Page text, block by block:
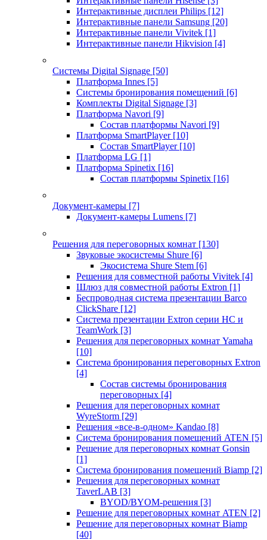
Интерактивные дисплеи Philips [12]
Интерактивные панели Samsung [20]
Интерактивные панели Vivitek [1]
Интерактивные панели Hikvision [4]
Системы Digital Signage [50]
Платформа Innes [5]
Системы бронирования помещений [6]
Комплекты Digital Signage [3]
Платформа Navori [9]
Состав платформы Navori [9]
Платформа SmartPlayer [10]
Состав SmartPlayer [10]
Платформа LG [1]
Платформа Spinetix [16]
Состав платформы Spinetix [16]
Документ-камеры [7]
Документ-камеры Lumens [7]
Решения для переговорных комнат [130]
Звуковые экосистемы Shure [6]
Экосистема Shure Stem [6]
Решения для совместной работы Vivitek [4]
Шлюз для совместной работы Extron [1]
Беспроводная система презентации Barco
ClickShare [12]
Система презентации Extron серии HC и
TeamWork [3]
Решения для переговорных комнат Yamaha
[10]
Система бронирования переговорных Extron
[4]
Состав системы бронирования
переговорных [4]
Решения для переговорных комнат
WyreStorm [29]
Решения «все-в-одном» Kandao [8]
Система бронирования помещений ATEN [5]
Решение для переговорных комнат Gonsin
[1]
Система бронирования помещений Biamp [2]
Решения для переговорных комнат
TaverLAB [3]
BYOD/BYOM-решения [3]
Решение для переговорных комнат ATEN [2]
Решение для переговорных комнат Biamp
[40]